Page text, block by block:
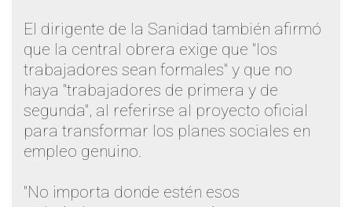
El dirigente de la Sanidad también afirmó
que la central obrera exige que "los
trabajadores sean formales" y que no
haya "trabajadores de primera y de
segunda", al referirse al proyecto oficial
para transformar los planes sociales en
empleo genuino.
"No importa donde estén esos